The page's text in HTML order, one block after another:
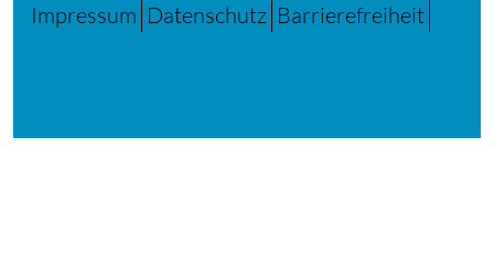
Impressum Datenschutz Barrierefreiheit